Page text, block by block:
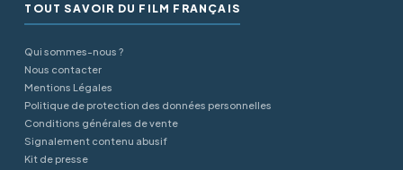
TOUT SAVOIR DU FILM FRANÇAIS
Qui sommes-nous ?
Nous contacter
Mentions Légales
Politique de protection des données personnelles
Conditions générales de vente
Signalement contenu abusif
Kit de presse